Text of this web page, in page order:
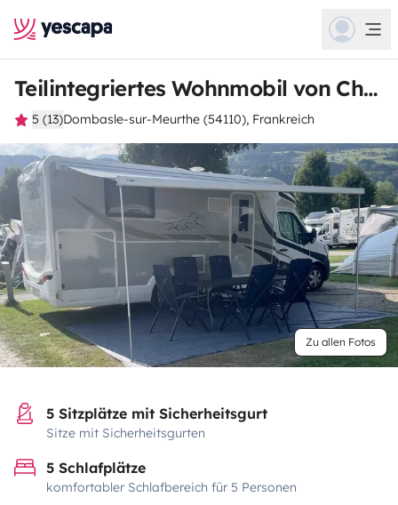
Teilintegriertes Wohnmobil von Christian
5 (13)Dombasle-sur-Meurthe (54110), Frankreich
Zu allen Fotos
5 Sitzplätze mit Sicherheitsgurt
Sitze mit Sicherheitsgurten
5 Schlafplätze
komfortabler Schlafbereich für 5 Personen